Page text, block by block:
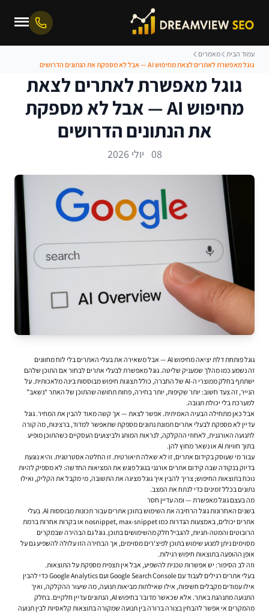
עמוד הבית
מאמרים
גוגל מאפשרת לאתרים לצאת מחיפוש AI — אבל לא מספקת את הנתונים הדרושים
גוגל מאפשרת לאתרים לצאת
מחיפוש AI — אבל לא מספקת
את הנתונים הדרושים
08 יולי 2026
גוגל פותחת דלת יציאה מחיפוש AI — אבל משאירה את בעלי האתרים בלי לוח מחוונים
זה נשמע כמו מהלך שמעניק שליטה. גוגל מאפשרת לבעלי אתרים לבחור אם התוכן שלהם
ישתתף בחלק ממוצרי ה-AI של החברה, כולל תצוגות חיפוש מבוססות בינה מלאכותית. על
הנייר, זה צעד חשוב: יותר שקיפות, יותר בחירה, פחות תחושה שהתוכן של האתר “נשאב”
למערכת בלי יכולת תגובה.
אבל כאן מתחילה הבעיה האמיתית. אפשר לצאת — אך קשה מאוד להבין את המחיר. גוגל
עדיין לא מספקת לבעלי אתרים תמונת נתונים מספקת שתאפשר למדוד, ברצינות, מה קורה
לתנועה האורגנית, לאחוזי ההקלקה, לנראות המותג ולביצועים העסקיים כשהתוכן מופיע
בתוך חוויות AI או נשאר מחוץ להן.
עבור מי שעוסק בקידום אתרים, זו לא שאלה תיאורטית. זו החלטה אסטרטגית. והיא נוגעת
בדיוק בנקודה שבה קידום אתרים אורגני בגוגל פוגש את המציאות החדשה: לא מספיק להיות
נוכח בתוצאות החיפוש; צריך להבין איך גוגל מציגה את התשובה, מי מקבל את הקליק, ואילו
נתונים בכלל זמינים כדי לנתח את המצב.
מה בעצם גוגל מאפשרת — ומה עדיין חסר
בשנים האחרונות גוגל הרחיבה את השימוש בתוכן אתרים עבור תכונות מבוססות AI. בעלי
אתרים יכולים, באמצעות הגדרות כמו nosnippet, max-snippet או בקרות אחרות ברמת
הרובוטים והמטה-תגיות, להגביל חלק מהשימושים בתוכן. גוגל גם הבהירה שבמקרים
מסוימים ניתן למנוע שימוש בתוכן לפיצ'רים מסוימים, אך הבחירה הזו עלולה להשפיע גם על
אופן ההופעה בתוצאות חיפוש רגילות.
וזה לב הסיפור: יש אפשרות טכנית להשפיע, אבל אין תצפית מספקת על התוצאות.
בעלי אתרים רגילים לעבוד עם Google Search Console ועם Google Analytics כדי להבין
אילו עמודים מקבלים חשיפות, אילו שאילתות מביאות תנועה, מה שיעור ההקלקה, ואיך
התנועה מתנהגת באתר. אלא שכאשר מדובר בחיפוש AI, הנתונים עדיין חלקיים. בחלק
מהמקרים אי אפשר להבחין בצורה ברורה בין תנועה שמקורה בתוצאות קלאסיות לבין תנועה